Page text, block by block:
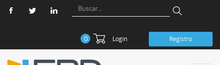
0 Login Registro